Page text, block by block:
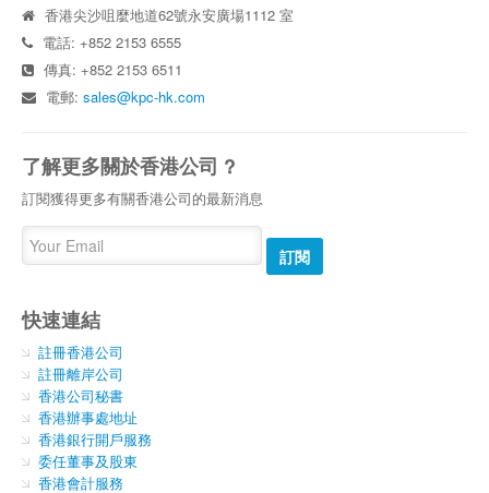
香港尖沙咀麼地道62號永安廣場1112 室
電話: +852 2153 6555
傳真: +852 2153 6511
電郵:sales@kpc-hk.com
了解更多關於香港公司 ?
訂閱獲得更多有關香港公司的最新消息
訂閱
快速連結
註冊香港公司
註冊離岸公司
香港公司秘書
香港辦事處地址
香港銀行開戶服務
委任董事及股東
香港會計服務